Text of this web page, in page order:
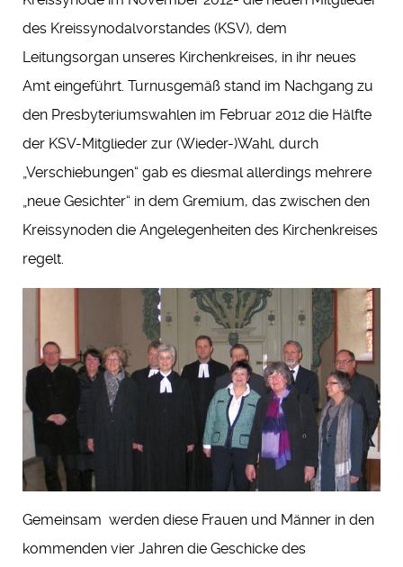
des Kreissynodalvorstandes (KSV), dem
Leitungsorgan unseres Kirchenkreises, in ihr neues
Amt eingeführt. Turnusgemäß stand im Nachgang zu
den Presbyteriumswahlen im Februar 2012 die Hälfte
der KSV-Mitglieder zur (Wieder-)Wahl, durch
„Verschiebungen“ gab es diesmal allerdings mehrere
„neue Gesichter“ in dem Gremium, das zwischen den
Kreissynoden die Angelegenheiten des Kirchenkreises
regelt.
Gemeinsam werden diese Frauen und Männer in den
kommenden vier Jahren die Geschicke des